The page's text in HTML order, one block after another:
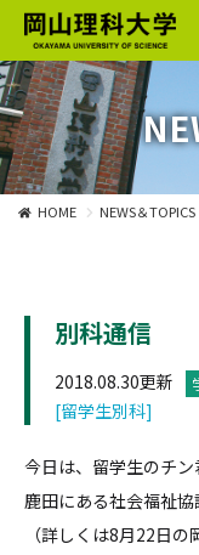
HOME NEWS＆TOPICS
別科通信
2018.08.30更新
[留学生別科]
今日は、留学生のチ
鹿田にある社会福祉
（詳しくは8月22日